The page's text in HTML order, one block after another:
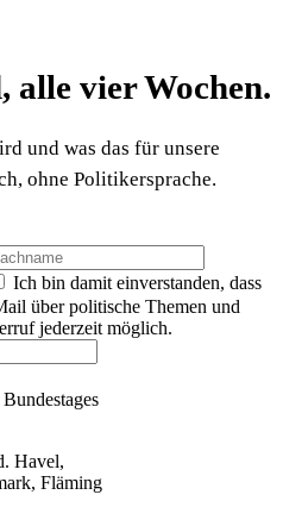
alle vier Wochen.
und was das für unsere
ohne Politikersprache.
Ich bin damit einverstanden, dass
über politische Themen und
jederzeit möglich.
Havel,
Fläming